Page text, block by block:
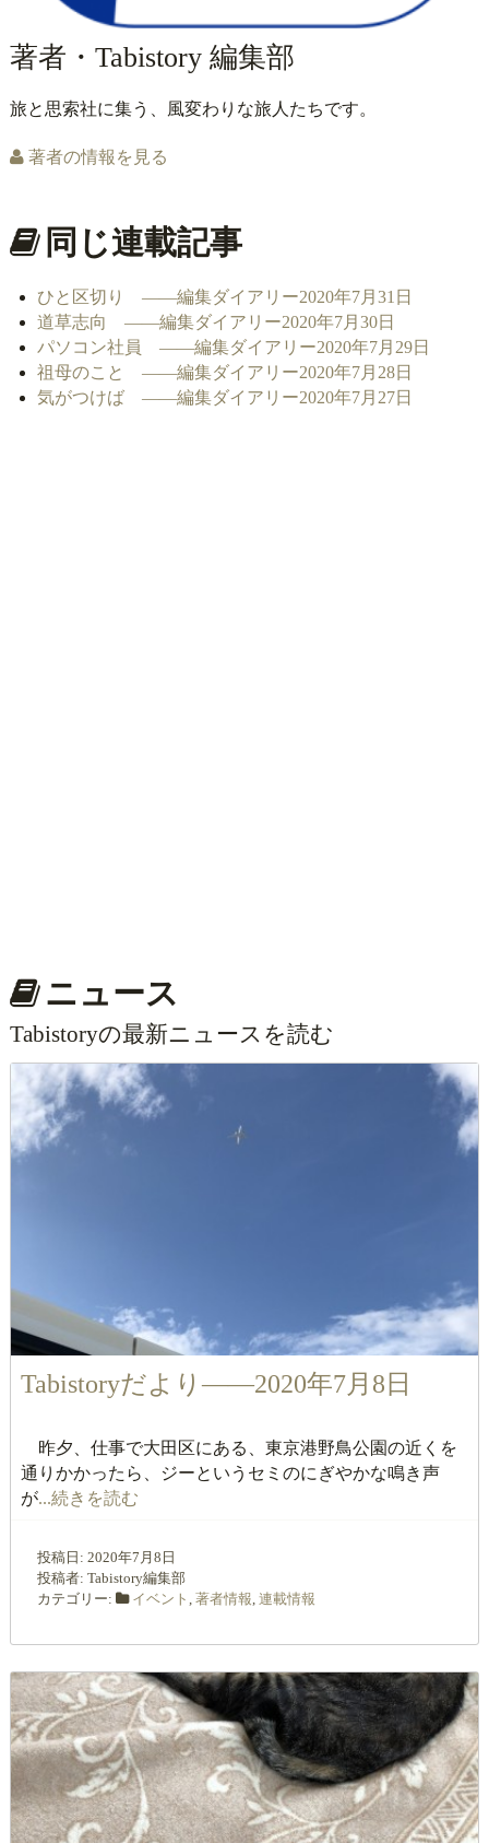
著者・Tabistory 編集部
旅と思索社に集う、風変わりな旅人たちです。
著者の情報を見る
同じ連載記事
ひと区切り ――編集ダイアリー2020年7月31日
道草志向 ――編集ダイアリー2020年7月30日
パソコン社員 ――編集ダイアリー2020年7月29日
祖母のこと ――編集ダイアリー2020年7月28日
気がつけば ――編集ダイアリー2020年7月27日
ニュース
Tabistoryの最新ニュースを読む
Tabistoryだより――2020年7月8日
昨夕、仕事で大田区にある、東京港野鳥公園の近くを
通りかかったら、ジーというセミのにぎやかな鳴き声
が...続きを読む
投稿日: 2020年7月8日
投稿者: Tabistory編集部
カテゴリー:
イベント , 著者情報, 連載情報